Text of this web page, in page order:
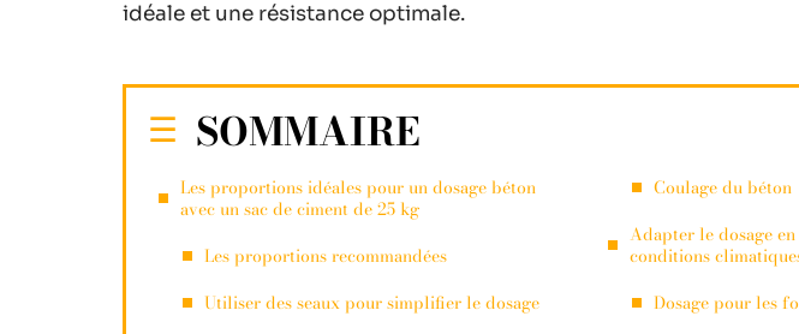
idéale et une résistance optimale.
SOMMAIRE
Les proportions idéales pour un dosage béton
avec un sac de ciment de 25 kg
Les proportions recommandées
Utiliser des seaux pour simplifier le dosage
Coulage du béton
Adapter le dosage
conditions
Dosage pour les